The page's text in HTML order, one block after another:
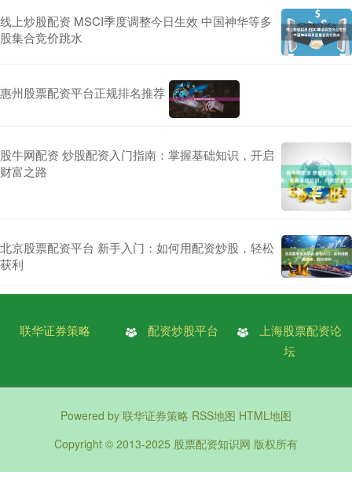
线上炒股配资 MSCI季度调整今日生效 中国神华等多
股集合竞价跳水
惠州股票配资平台正规排名推荐
股牛网配资 炒股配资入门指南：掌握基础知识，开启
财富之路
北京股票配资平台 新手入门：如何用配资炒股，轻松
获利
联华证券策略 配资炒股平台
上海股票配资论
坛
Powered by 联华证券策略 RSS地图 HTML地图
Copyright © 2013-2025 股票配资知识网 版权所有